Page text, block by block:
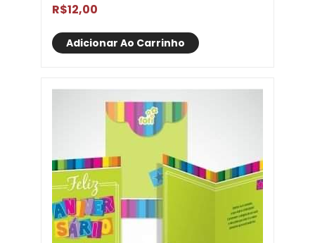
R$12,00
Adicionar Ao Carrinho